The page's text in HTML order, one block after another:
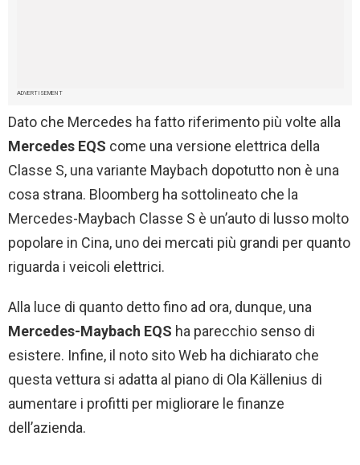
ADVERTISEMENT
Dato che Mercedes ha fatto riferimento più volte alla
Mercedes EQS come una versione elettrica della
Classe S, una variante Maybach dopotutto non è una
cosa strana. Bloomberg ha sottolineato che la
Mercedes-Maybach Classe S è un’auto di lusso molto
popolare in Cina, uno dei mercati più grandi per quanto
riguarda i veicoli elettrici.
Alla luce di quanto detto fino ad ora, dunque, una
Mercedes-Maybach EQS ha parecchio senso di
esistere. Infine, il noto sito Web ha dichiarato che
questa vettura si adatta al piano di Ola Källenius di
aumentare i profitti per migliorare le finanze
dell’azienda.